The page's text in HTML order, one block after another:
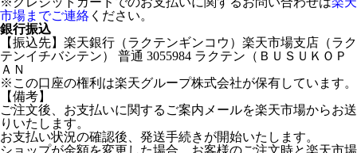
市場までご連絡 ください。
銀行振込
【振込先】楽天銀行（ラクテンギンコウ）楽天市場支店（ラク
テンイチバシテン） 普通 3055984 ラクテン（ＢＵＳＵＫＯＰ
ＡＮ
※この口座の権利は楽天グループ株式会社が保有しています。
【備考】
ご注文後、お支払いに関するご案内メールを楽天市場からお送
りいたします。
お支払い状況の確認後、発送手続きが開始いたします。
ショップが金額を変更した場合、お客様のご注文時と楽天市場